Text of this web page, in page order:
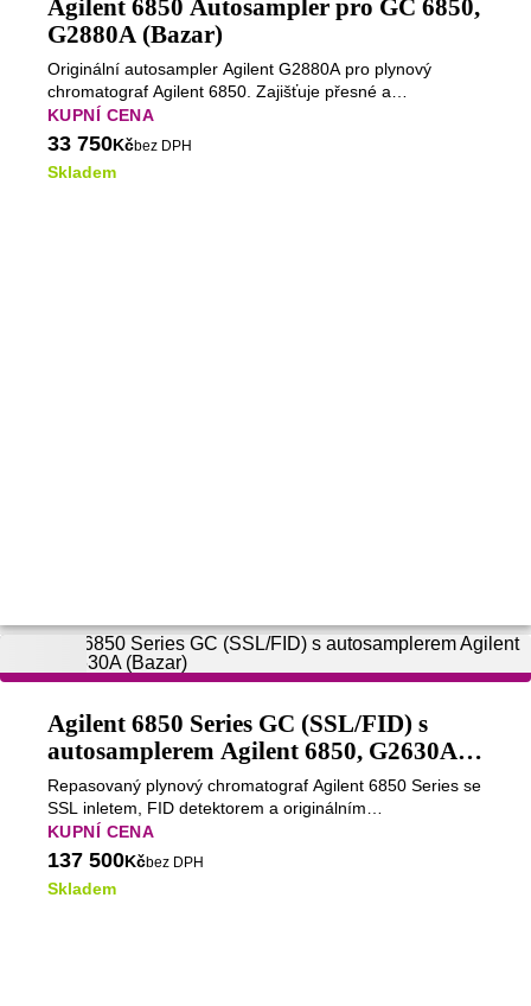
Agilent 6850 Autosampler pro GC 6850,
G2880A (Bazar)
Originální autosampler Agilent G2880A pro plynový
chromatograf Agilent 6850. Zajišťuje přesné a
reprodukovatelné automatické dávkování kapalných
vzorků, podporuje až 27 vialek a je plně integrován s
ChemStation.
KUPNÍ CENA
33 750Kčbez DPH
Skladem
Agilent 6850 Series GC (SSL/FID) s
autosamplerem Agilent 6850, G2630A
(Bazar)
Repasovaný plynový chromatograf Agilent 6850 Series se
SSL inletem, FID detektorem a originálním
autosamplerem Agilent 6850. Kompaktní a spolehlivý GC
systém pro rutinní laboratorní analýzy.
KUPNÍ CENA
137 500Kčbez DPH
Skladem